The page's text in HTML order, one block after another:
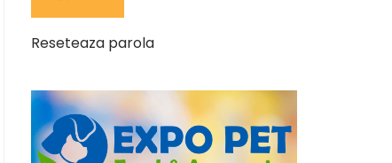
Reseteaza parola